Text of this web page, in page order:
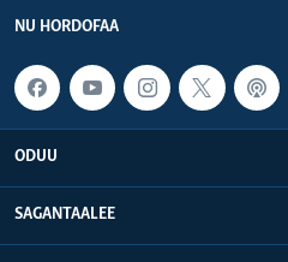
NU HORDOFAA
ODUU
SAGANTAALEE